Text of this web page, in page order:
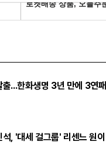
출...한화생명 3년 만에 3연패
, '대세 걸그룹' 리센느 원이